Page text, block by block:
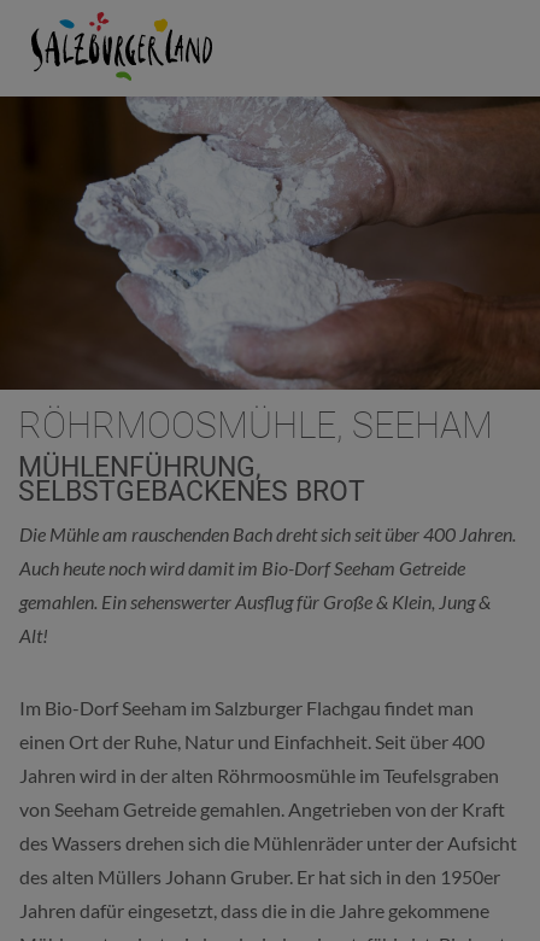
RÖHRMOOSMÜHLE, SEEHAM
MÜHLENFÜHRUNG,
SELBSTGEBACKENES BROT
Die Mühle am rauschenden Bach dreht sich seit über 400 Jahren.
Auch heute noch wird damit im Bio-Dorf Seeham Getreide
gemahlen. Ein sehenswerter Ausflug für Große & Klein, Jung &
Alt!
Im Bio-Dorf Seeham im Salzburger Flachgau findet man
einen Ort der Ruhe, Natur und Einfachheit. Seit über 400
Jahren wird in der alten Röhrmoosmühle im Teufelsgraben
von Seeham Getreide gemahlen. Angetrieben von der Kraft
des Wassers drehen sich die Mühlenräder unter der Aufsicht
des alten Müllers Johann Gruber. Er hat sich in den 1950er
Jahren dafür eingesetzt, dass die in die Jahre gekommene